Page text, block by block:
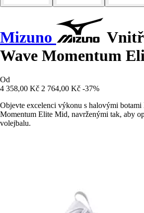
Mizuno
Wave Momentum
Od
4 358,00 Kč 2 764,00 Kč -37%
Objevte excelenci výkonu s halovými
Momentum Elite Mid, navrženými tak, aby
volejbalu.